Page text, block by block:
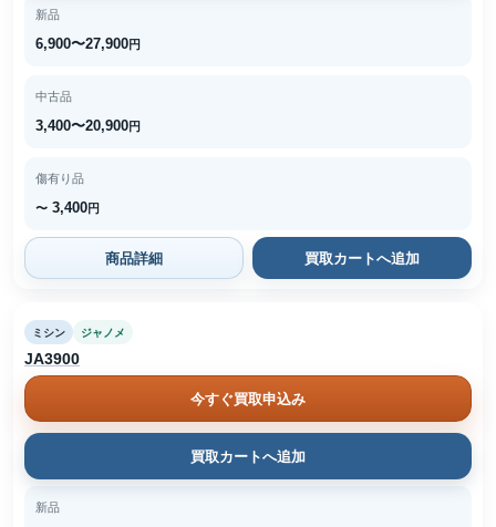
新品
6,900〜27,900円
中古品
3,400〜20,900円
傷有り品
〜 3,400円
商品詳細 買取カートへ追加
ミシン ジャノメ
JA3900
今すぐ買取申込み
買取カートへ追加
新品